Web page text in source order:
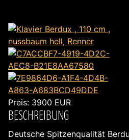
Preis: 3900 EUR
BESCHREIBUNG
Deutsche Spitzenqualität